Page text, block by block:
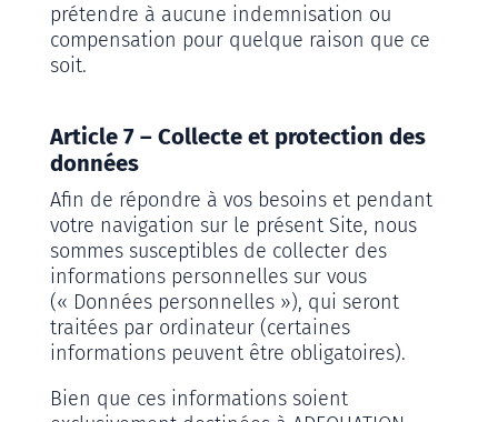
prétendre à aucune indemnisation ou
compensation pour quelque raison que ce
soit.
Article 7 – Collecte et protection des
données
Afin de répondre à vos besoins et pendant
votre navigation sur le présent Site, nous
sommes susceptibles de collecter des
informations personnelles sur vous
(« Données personnelles »), qui seront
traitées par ordinateur (certaines
informations peuvent être obligatoires).
Bien que ces informations soient